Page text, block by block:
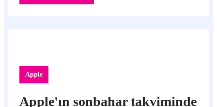
Apple
Apple'ın sonbahar takviminde